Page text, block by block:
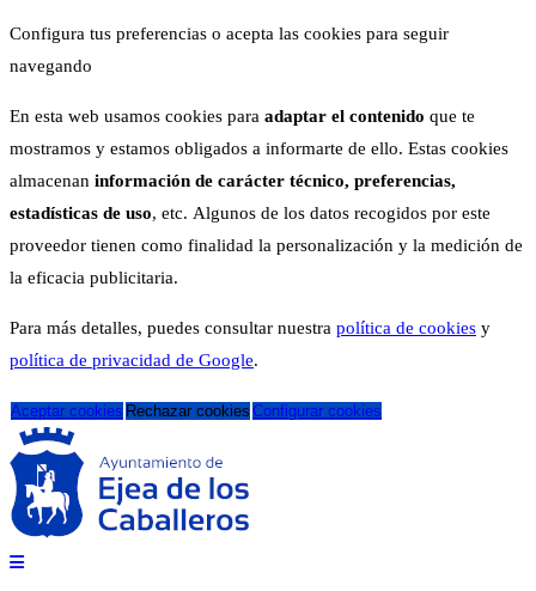
Configura tus preferencias o acepta las cookies para seguir
navegando
En esta web usamos cookies para adaptar el contenido que te
mostramos y estamos obligados a informarte de ello. Estas cookies
almacenan información de carácter técnico, preferencias,
estadísticas de uso, etc. Algunos de los datos recogidos por este
proveedor tienen como finalidad la personalización y la medición de
la eficacia publicitaria.
Para más detalles, puedes consultar nuestra política de cookies y
política de privacidad de Google.
Aceptar cookies Rechazar cookies Configurar cookies